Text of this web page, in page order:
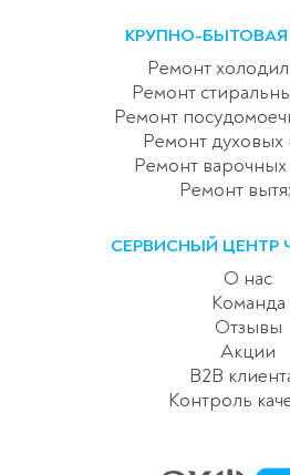
КРУПНО-БЫТОВАЯ
Ремонт
Ремонт
Ремонт
Ремонт
Ремонт
Ремонт
СЕРВИСНЫЙ ЦЕНТР
О нас
Команда
Отзывы
Акции
B2B
Контроль